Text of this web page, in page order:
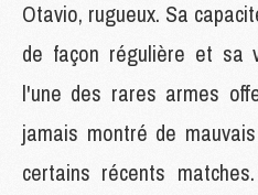
Otavio, rugueux. Sa
de façon régulière et sa
l'une des rares armes
jamais montré de
certains récents